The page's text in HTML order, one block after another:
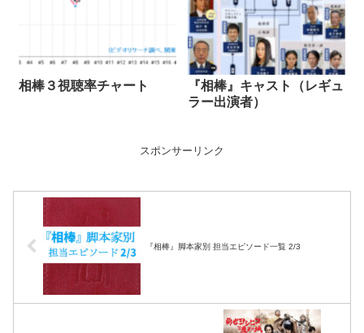
相棒３視聴率チャート
『相棒』キャスト（レギュ
ラー出演者）
スポンサーリンク
『相棒』脚本家別 担当エピソード一覧 2/3